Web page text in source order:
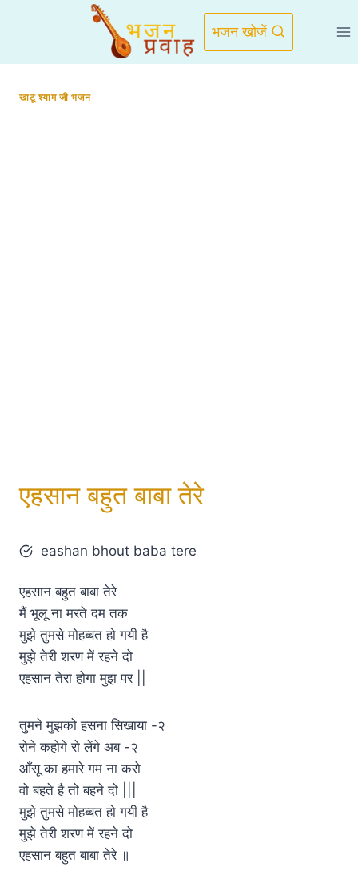
भजन खोजें
खाटू श्याम जी भजन
एहसान बहुत बाबा तेरे
eashan bhout baba tere
एहसान बहुत बाबा तेरे
मैं भूलू ना मरते दम तक
मुझे तुमसे मोहब्बत हो गयी है
मुझे तेरी शरण में रहने दो
एहसान तेरा होगा मुझ पर ||
तुमने मुझको हसना सिखाया -२
रोने कहोगे रो लेंगे अब -२
आँसू का हमारे गम ना करो
वो बहते है तो बहने दो |||
मुझे तुमसे मोहब्बत हो गयी है
मुझे तेरी शरण में रहने दो
एहसान बहुत बाबा तेरे ॥